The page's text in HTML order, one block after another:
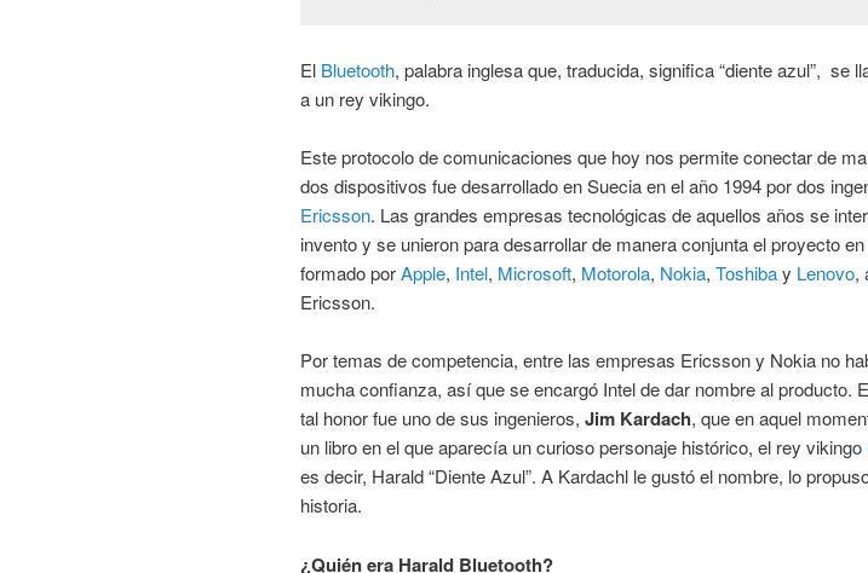
El Bluetooth, palabra inglesa que, traducida, significa “diente azul”, se
a un rey vikingo.
Este protocolo de comunicaciones que hoy nos permite conectar de
dos dispositivos fue desarrollado en Suecia en el año 1994 por dos
Ericsson. Las grandes empresas tecnológicas de aquellos años se
invento y se unieron para desarrollar de manera conjunta el proyecto
formado porApple, Intel, Microsoft, Motorola, Nokia, Toshibay Lenovo,
Ericsson.
Por temas de competencia, entre las empresas Ericsson y Nokia no
mucha confianza, así que se encargó Intel de dar nombre al producto.
tal honor fue uno de sus ingenieros, Jim Kardach, que en aquel
un libro en el que aparecía un curioso personaje histórico, el rey vikingo
es decir, Harald “Diente Azul”. A Kardachl le gustó el nombre, lo
historia.
¿Quién era Harald Bluetooth?